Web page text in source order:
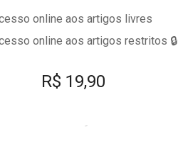
online aos artigos livres
online aos artigos restritos 🔒
R$ 19,90